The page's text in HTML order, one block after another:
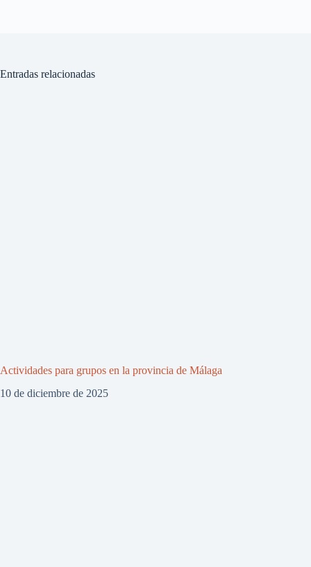
Entradas relacionadas
Actividades para grupos en la provincia de Málaga
10 de diciembre de 2025